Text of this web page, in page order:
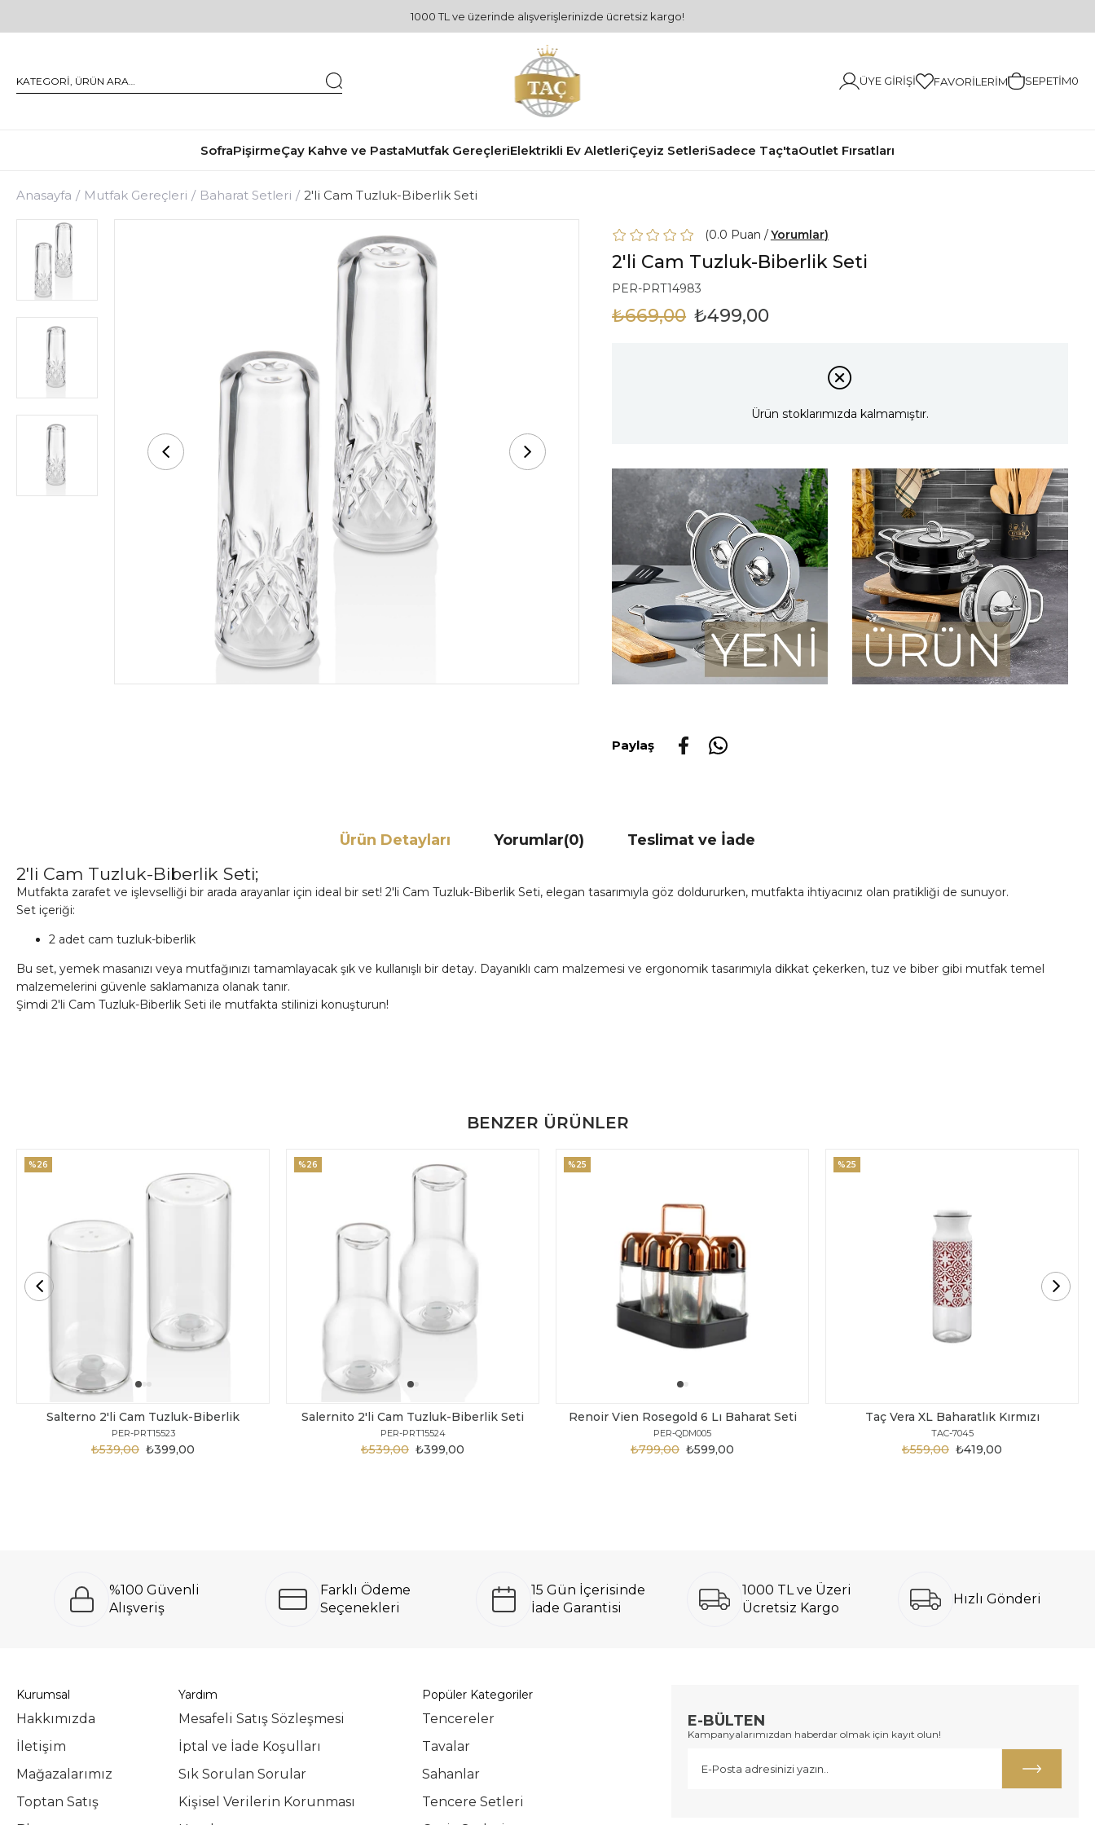
1000 TL ve üzerinde alışverişlerinizde ücretsiz kargo!
ÜYE GIRIŞI FAVORILERIM SEPETIM0
SofraPişirmeÇay Kahve ve PastaMutfak GereçleriElektrikli Ev AletleriÇeyiz SetleriSadece Taç'taOutlet Fırsatları
Anasayfa Mutfak Gereçleri Baharat Setleri 2'li Cam Tuzluk-Biberlik Seti
0.0 Yorumlar
2'li Cam Tuzluk-Biberlik Seti
PER-PRT14983
₺669,00 ₺499,00
Ürün stoklarımızda kalmamıştır.
Paylaş
Ürün Detayları Yorumlar(0) Teslimat ve İade
2'li Cam Tuzluk-Biberlik Seti;
Mutfakta zarafet ve işlevselliği bir arada arayanlar için ideal bir set! 2'li Cam Tuzluk-Biberlik Seti, elegan tasarımıyla göz doldururken, mutfakta ihtiyacınız olan pratikliği de sunuyor.
Set içeriği:
2 adet cam tuzluk-biberlik
Bu set, yemek masanızı veya mutfağınızı tamamlayacak şık ve kullanışlı bir detay. Dayanıklı cam malzemesi ve ergonomik tasarımıyla dikkat çekerken, tuz ve biber gibi mutfak temel
malzemelerini güvenle saklamanıza olanak tanır.
Şimdi 2'li Cam Tuzluk-Biberlik Seti ile mutfakta stilinizi konuşturun!
BENZER ÜRÜNLER
Salterno 2'li Cam Tuzluk-Biberlik
PER-PRT15523
₺399,00
₺539,00
%26
Salernito 2'li Cam Tuzluk-Biberlik Seti
PER-PRT15524
₺399,00
₺539,00
%26
Renoir Vien Rosegold 6 Lı Baharat Seti
PER-QDM005
₺599,00
₺799,00
%25
Taç Vera XL Baharatlık Kırmızı
TAC-7045
₺419,00
₺559,00
%25
%100 Güvenli
Alışveriş
Farklı Ödeme
Seçenekleri
15 Gün İçerisinde
İade Garantisi
1000 TL ve Üzeri
Ücretsiz Kargo
Hızlı Gönderi
Kurumsal
Hakkımızda
İletişim
Mağazalarımız
Toptan Satış
Yardım
Mesafeli Satış Sözleşmesi
İptal ve İade Koşulları
Sık Sorulan Sorular
Kişisel Verilerin Korunması
Popüler Kategoriler
Tencereler
Tavalar
Sahanlar
Tencere Setleri
E-BÜLTEN
Kampanyalarımızdan haberdar olmak için kayıt olun!